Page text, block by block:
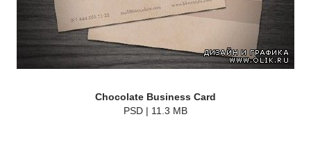
Chocolate Business Card
PSD | 11.3 MB